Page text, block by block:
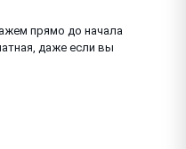
прямо до начала
даже если вы